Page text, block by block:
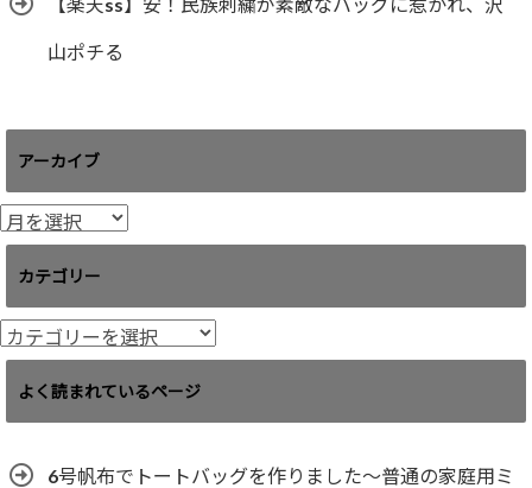
山ポチる
アーカイブ
ア
ー
イ
ブ
カテゴリー
カ
テ
リ
よく読まれているページ
6号帆布でトートバッグを作りました〜普通の家庭用ミ